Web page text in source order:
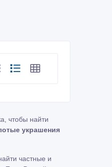
чтобы найти
украшения
частные и